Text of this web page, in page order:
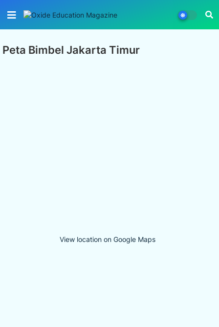
Peta Bimbel Jakarta Timur
View location on Google Maps